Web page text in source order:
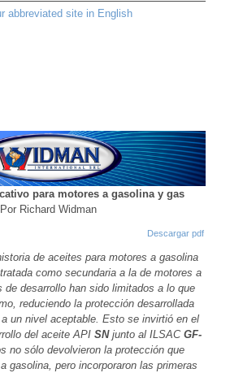
abbreviated site in English
para motores a gasolina y gas
Por Richard Widman
Descargar pdf
de aceites para motores a gasolina
como secundaria a la de motores a
de desarrollo han sido limitados a lo que
reduciendo la protección desarrollada
un nivel aceptable. Esto se invirtió en el
del aceite API SNjunto al ILSAC GF-
no sólo devolvieron la protección que
gasolina, pero incorporaron las primeras